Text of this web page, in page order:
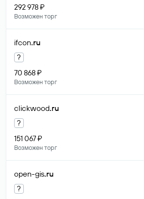
292 978 ₽
Возможен торг
ifcon.ru
?
70 868 ₽
Возможен торг
clickwood.ru
?
151 067 ₽
Возможен торг
open-gis.ru
?